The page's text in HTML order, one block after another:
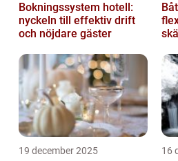
Bokningssystem hotell:
nyckeln till effektiv drift
och nöjdare gäster
19 december 2025 16